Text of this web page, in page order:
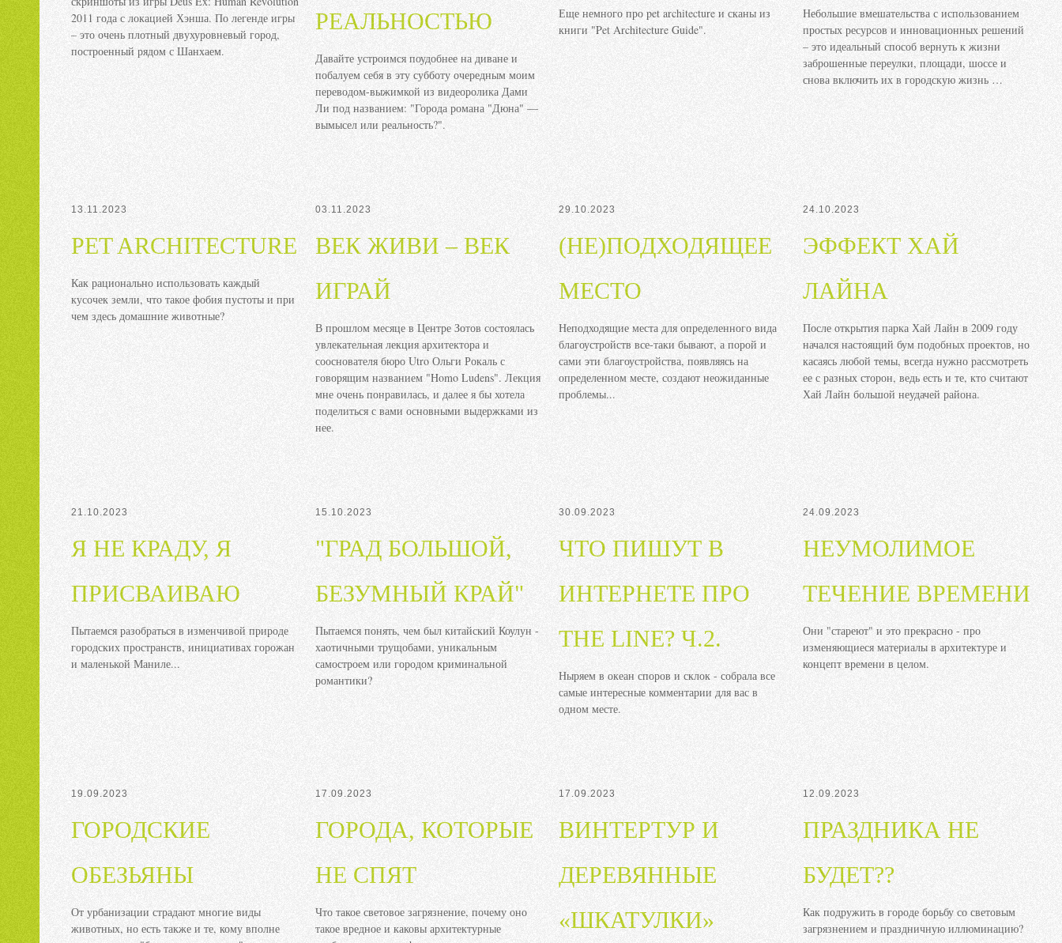
2011 года с локацией Хэнша. По легенде игры
– это очень плотный двухуровневый город,
построенный рядом с Шанхаем.
РЕАЛЬНОСТЬЮ
Давайте устроимся поудобнее на диване и
побалуем себя в эту субботу очередным моим
переводом-выжимкой из видеоролика Дами
Ли под названием: "Города романа "Дюна" —
вымысел или реальность?".
Еще немного про pet architecture и сканы из
книги "Pet Architecture Guide".
Небольшие вмешательства с использованием
простых ресурсов и инновационных решений
– это идеальный способ вернуть к жизни
заброшенные переулки, площади, шоссе и
снова включить их в городскую жизнь …
13.11.2023
PET ARCHITECTURE
Как рационально использовать каждый
кусочек земли, что такое фобия пустоты и при
чем здесь домашние животные?
03.11.2023
ВЕК ЖИВИ – ВЕК
ИГРАЙ
В прошлом месяце в Центре Зотов состоялась
увлекательная лекция архитектора и
сооснователя бюро Utro Ольги Рокаль с
говорящим названием "Homo Ludens". Лекция
мне очень понравилась, и далее я бы хотела
поделиться с вами основными выдержками из
нее.
29.10.2023
(НЕ)ПОДХОДЯЩЕЕ
МЕСТО
Неподходящие места для определенного вида
благоустройств все-таки бывают, а порой и
сами эти благоустройства, появляясь на
определенном месте, создают неожиданные
проблемы...
24.10.2023
ЭФФЕКТ ХАЙ
ЛАЙНА
После открытия парка Хай Лайн в 2009 году
начался настоящий бум подобных проектов, но
касаясь любой темы, всегда нужно рассмотреть
ее с разных сторон, ведь есть и те, кто считают
Хай Лайн большой неудачей района.
21.10.2023
Я НЕ КРАДУ, Я
ПРИСВАИВАЮ
Пытаемся разобраться в изменчивой природе
городских пространств, инициативах горожан
и маленькой Маниле...
15.10.2023
"ГРАД БОЛЬШОЙ,
БЕЗУМНЫЙ КРАЙ"
Пытаемся понять, чем был китайский Коулун -
хаотичными трущобами, уникальным
самостроем или городом криминальной
романтики?
30.09.2023
ЧТО ПИШУТ В
ИНТЕРНЕТЕ ПРО
THE LINE? Ч.2.
Ныряем в океан споров и склок - собрала все
самые интересные комментарии для вас в
одном месте.
24.09.2023
НЕУМОЛИМОЕ
ТЕЧЕНИЕ ВРЕМЕНИ
Они "стареют" и это прекрасно - про
изменяющиеся материалы в архитектуре и
концепт времени в целом.
19.09.2023
ГОРОДСКИЕ
ОБЕЗЬЯНЫ
От урбанизации страдают многие виды
животных, но есть также и те, кому вполне
17.09.2023
ГОРОДА, КОТОРЫЕ
НЕ СПЯТ
Что такое световое загрязнение, почему оно
такое вредное и каковы архитектурные
17.09.2023
ВИНТЕРТУР И
ДЕРЕВЯННЫЕ
«ШКАТУЛКИ»
12.09.2023
ПРАЗДНИКА НЕ
БУДЕТ??
Как подружить в городе борьбу со световым
загрязнением и праздничную иллюминацию?